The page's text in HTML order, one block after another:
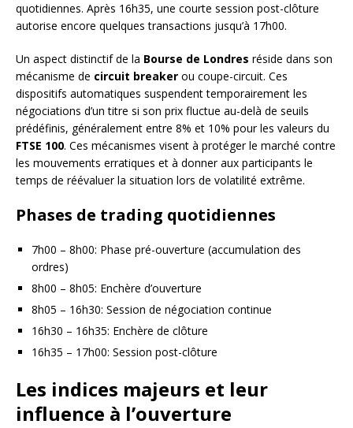
quotidiennes. Après 16h35, une courte session post-clôture
autorise encore quelques transactions jusqu’à 17h00.
Un aspect distinctif de la Bourse de Londres réside dans son
mécanisme de circuit breaker ou coupe-circuit. Ces
dispositifs automatiques suspendent temporairement les
négociations d’un titre si son prix fluctue au-delà de seuils
prédéfinis, généralement entre 8% et 10% pour les valeurs du
FTSE 100. Ces mécanismes visent à protéger le marché contre
les mouvements erratiques et à donner aux participants le
temps de réévaluer la situation lors de volatilité extrême.
Phases de trading quotidiennes
7h00 – 8h00: Phase pré-ouverture (accumulation des
ordres)
8h00 – 8h05: Enchère d’ouverture
8h05 – 16h30: Session de négociation continue
16h30 – 16h35: Enchère de clôture
16h35 – 17h00: Session post-clôture
Les indices majeurs et leur
influence à l’ouverture